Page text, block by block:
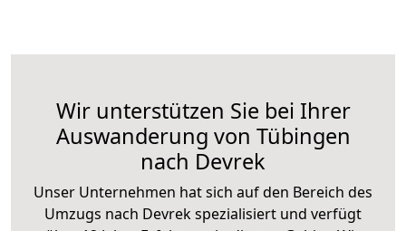
Wir unterstützen Sie bei Ihrer
Auswanderung von Tübingen
nach Devrek
Unser Unternehmen hat sich auf den Bereich des
Umzugs nach Devrek spezialisiert und verfügt